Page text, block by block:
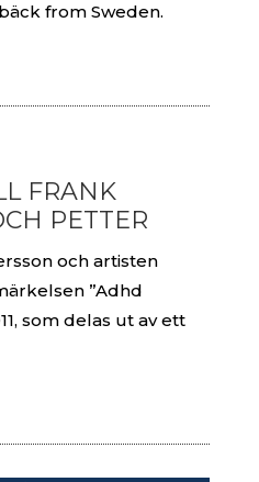
from Sweden.
FRANK
PETTER
och artisten
”Adhd
som delas ut av ett